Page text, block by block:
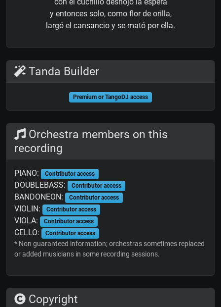
con el cuchillo deshojó la espera
y entonces solo, como flor de orilla,
largó el cansancio y se mató por ella.
Tanda Builder
Premium or TangoDJ access
Orchestra members on this
recording
PIANO: Contributor access
DOUBLEBASS: Contributor access
BANDONEON: Contributor access
VIOLIN: Contributor access
VIOLA: Contributor access
CELLO: Contributor access
* Non guaranteed information; orchestras sometimes replaced
or added musicians in some recording sessions.
Copyright